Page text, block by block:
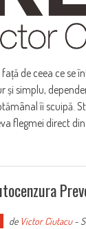
față de ceea ce se
și simplu,
îi scuipă.
flegmei direct
de Victor Ciutacu-